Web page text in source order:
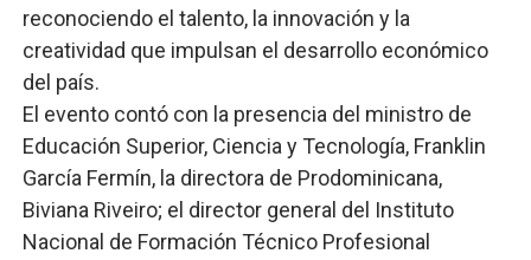
reconociendo el talento, la innovación y la
creatividad que impulsan el desarrollo económico
del país.
El evento contó con la presencia del ministro de
Educación Superior, Ciencia y Tecnología, Franklin
García Fermín, la directora de Prodominicana,
Biviana Riveiro; el director general del Instituto
Nacional de Formación Técnico Profesional